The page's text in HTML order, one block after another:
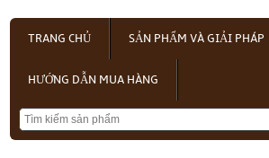
TRANG CHỦ SẢN PHẨM VÀ GIẢI PHÁP
HƯỚNG DẪN MUA HÀNG